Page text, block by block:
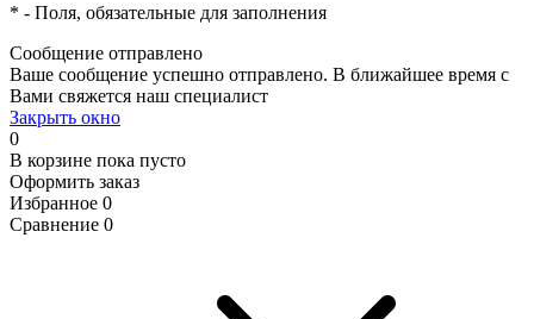
* - Поля, обязательные для заполнения
Сообщение отправлено
Ваше сообщение успешно отправлено. В ближайшее время с
Вами свяжется наш специалист
Закрыть окно
0
В корзине пока пусто
Оформить заказ
Избранное 0
Сравнение 0